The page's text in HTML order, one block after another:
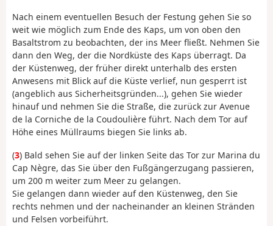
Nach einem eventuellen Besuch der Festung gehen Sie so
weit wie möglich zum Ende des Kaps, um von oben den
Basaltstrom zu beobachten, der ins Meer fließt. Nehmen Sie
dann den Weg, der die Nordküste des Kaps überragt. Da
der Küstenweg, der früher direkt unterhalb des ersten
Anwesens mit Blick auf die Küste verlief, nun gesperrt ist
(angeblich aus Sicherheitsgründen...), gehen Sie wieder
hinauf und nehmen Sie die Straße, die zurück zur Avenue
de la Corniche de la Coudoulière führt. Nach dem Tor auf
Höhe eines Müllraums biegen Sie links ab.
(3) Bald sehen Sie auf der linken Seite das Tor zur Marina du
Cap Nègre, das Sie über den Fußgängerzugang passieren,
um 200 m weiter zum Meer zu gelangen.
Sie gelangen dann wieder auf den Küstenweg, den Sie
rechts nehmen und der nacheinander an kleinen Stränden
und Felsen vorbeiführt.